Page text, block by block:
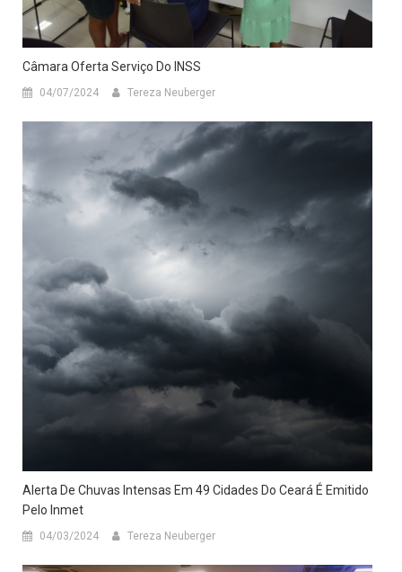
Câmara Oferta Serviço Do INSS
04/07/2024 Tereza Neuberger
Alerta De Chuvas Intensas Em 49 Cidades Do Ceará É Emitido
Pelo Inmet
04/03/2024 Tereza Neuberger